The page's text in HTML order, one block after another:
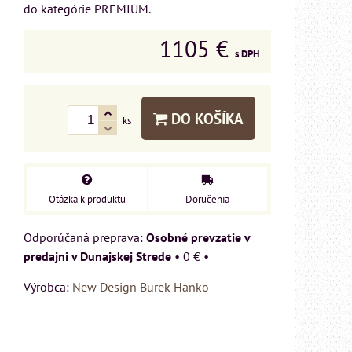
do kategórie PREMIUM.
1105 € s DPH
ks DO KOŠÍKA
Otázka k produktu Doručenia
Osobné prevzatie v
predajni v Dunajskej Strede • 0 € •
Výrobca: New Design Burek Hanko
matrac 175x200 cm